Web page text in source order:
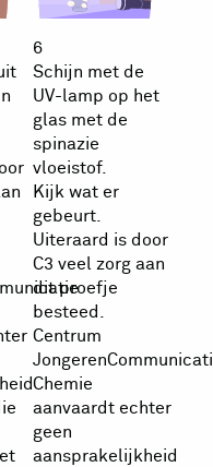
6
Schijn met de
UV-lamp op het
glas met de
spinazie
vloeistof.
Kijk wat er
gebeurt.
Uiteraard is door
C3 veel zorg aan
dit proefje
besteed.
Centrum
Chemie
aanvaardt echter
geen
aansprakelijkheid